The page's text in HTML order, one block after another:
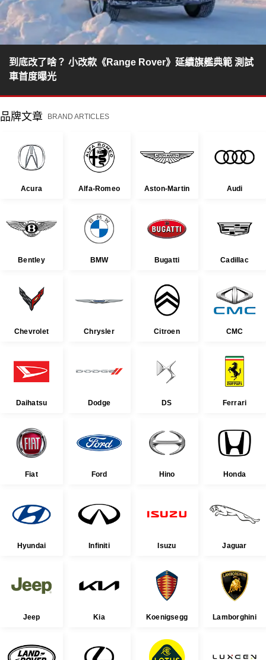
到底改了啥？ 小改款《Range Rover》延續旗艦典範 測試
車首度曝光
品牌文章 BRAND ARTICLES
Acura Alfa-Romeo Aston-Martin Audi
Bentley BMW Bugatti Cadillac
Chevrolet Chrysler Citroen CMC
Daihatsu Dodge DS Ferrari
Fiat Ford Hino Honda
Hyundai Infiniti Isuzu Jaguar
Jeep Kia Koenigsegg Lamborghini